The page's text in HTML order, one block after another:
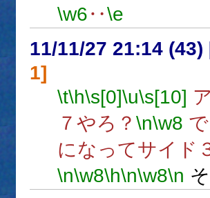
\w6‥\e
11/11/27 21:14 (43)
1]
\t\h\s[0]\u\s[10]
７やろ？ \n\w8
になってサイド
\n\w8\h\n\w8\n